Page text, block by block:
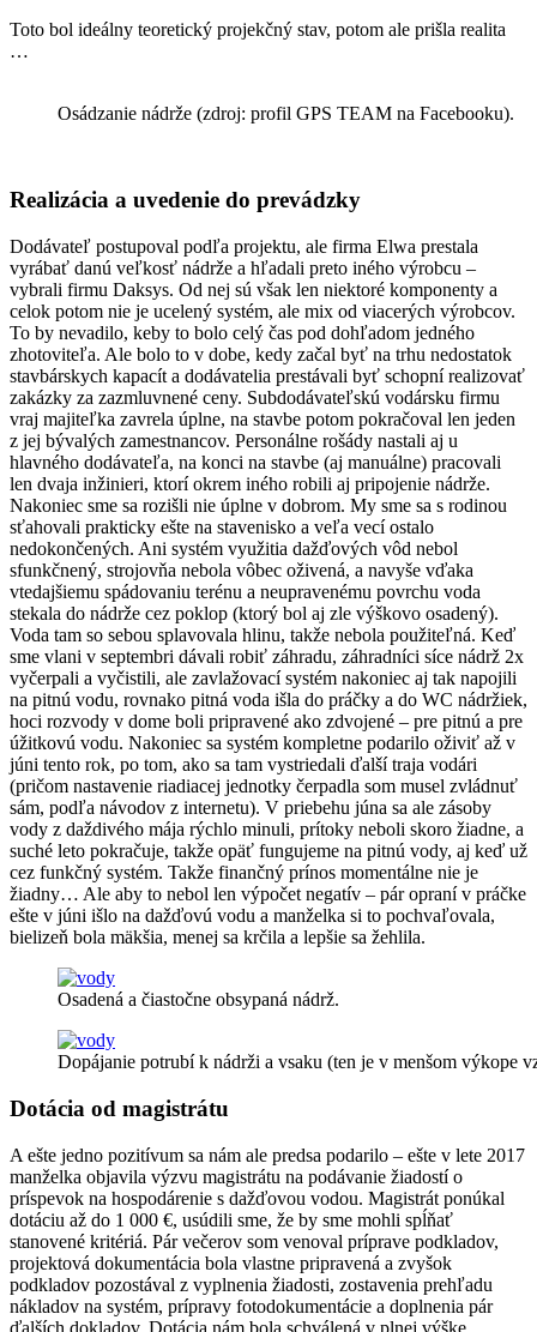
Toto bol ideálny teoretický projekčný stav, potom ale prišla realita
…
Osádzanie nádrže (zdroj: profil GPS TEAM na Facebooku).
Realizácia a uvedenie do prevádzky
Dodávateľ postupoval podľa projektu, ale firma Elwa prestala
vyrábať danú veľkosť nádrže a hľadali preto iného výrobcu –
vybrali firmu Daksys. Od nej sú však len niektoré komponenty a
celok potom nie je ucelený systém, ale mix od viacerých výrobcov.
To by nevadilo, keby to bolo celý čas pod dohľadom jedného
zhotoviteľa. Ale bolo to v dobe, kedy začal byť na trhu nedostatok
stavbárskych kapacít a dodávatelia prestávali byť schopní realizovať
zakázky za zazmluvnené ceny. Subdodávateľskú vodársku firmu
vraj majiteľka zavrela úplne, na stavbe potom pokračoval len jeden
z jej bývalých zamestnancov. Personálne rošády nastali aj u
hlavného dodávateľa, na konci na stavbe (aj manuálne) pracovali
len dvaja inžinieri, ktorí okrem iného robili aj pripojenie nádrže.
Nakoniec sme sa rozišli nie úplne v dobrom. My sme sa s rodinou
sťahovali prakticky ešte na stavenisko a veľa vecí ostalo
nedokončených. Ani systém využitia dažďových vôd nebol
sfunkčnený, strojovňa nebola vôbec oživená, a navyše vďaka
vtedajšiemu spádovaniu terénu a neupravenému povrchu voda
stekala do nádrže cez poklop (ktorý bol aj zle výškovo osadený).
Voda tam so sebou splavovala hlinu, takže nebola použiteľná. Keď
sme vlani v septembri dávali robiť záhradu, záhradníci síce nádrž 2x
vyčerpali a vyčistili, ale zavlažovací systém nakoniec aj tak napojili
na pitnú vodu, rovnako pitná voda išla do práčky a do WC nádržiek,
hoci rozvody v dome boli pripravené ako zdvojené – pre pitnú a pre
úžitkovú vodu. Nakoniec sa systém kompletne podarilo oživiť až v
júni tento rok, po tom, ako sa tam vystriedali ďalší traja vodári
(pričom nastavenie riadiacej jednotky čerpadla som musel zvládnuť
sám, podľa návodov z internetu). V priebehu júna sa ale zásoby
vody z daždivého mája rýchlo minuli, prítoky neboli skoro žiadne, a
suché leto pokračuje, takže opäť fungujeme na pitnú vody, aj keď už
cez funkčný systém. Takže finančný prínos momentálne nie je
žiadny… Ale aby to nebol len výpočet negatív – pár opraní v práčke
ešte v júni išlo na dažďovú vodu a manželka si to pochvaľovala,
bielizeň bola mäkšia, menej sa krčila a lepšie sa žehlila.
Osadená a čiastočne obsypaná nádrž.
Dopájanie potrubí k nádrži a vsaku (ten je v menšom výkope
Dotácia od magistrátu
A ešte jedno pozitívum sa nám ale predsa podarilo – ešte v lete 2017
manželka objavila výzvu magistrátu na podávanie žiadostí o
príspevok na hospodárenie s dažďovou vodou. Magistrát ponúkal
dotáciu až do 1 000 €, usúdili sme, že by sme mohli spĺňať
stanovené kritériá. Pár večerov som venoval príprave podkladov,
projektová dokumentácia bola vlastne pripravená a zvyšok
podkladov pozostával z vyplnenia žiadosti, zostavenia prehľadu
nákladov na systém, prípravy fotodokumentácie a doplnenia pár
ďalších dokladov. Dotácia nám bola schválená v plnej výške,